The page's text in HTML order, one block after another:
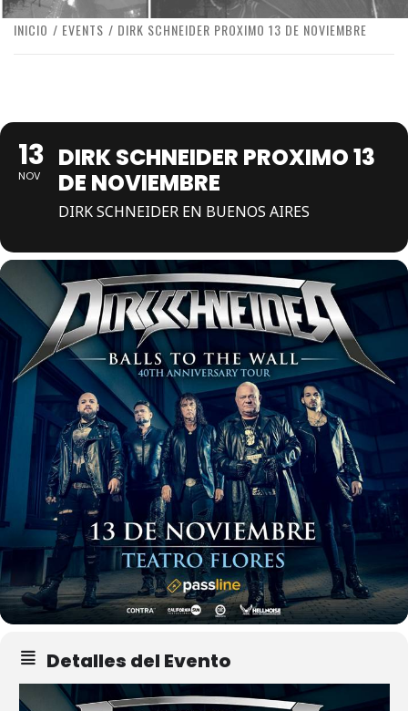
INICIO EVENTS DIRK SCHNEIDER PROXIMO 13 DE NOVIEMBRE
13
NOV
DIRK SCHNEIDER PROXIMO 13
DE NOVIEMBRE
DIRK SCHNEIDER EN BUENOS AIRES
Detalles del Evento